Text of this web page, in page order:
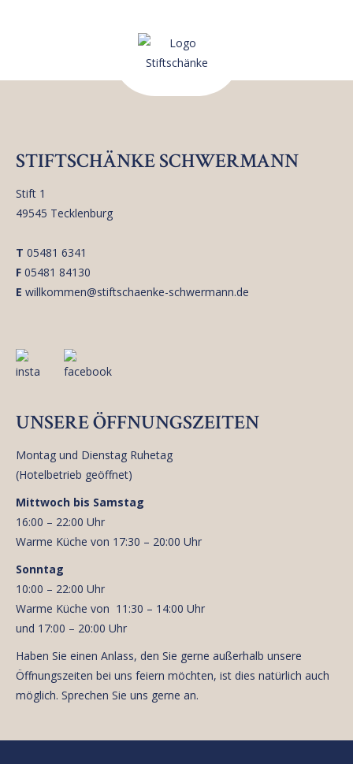
STIFTSCHÄNKE SCHWERMANN
Stift 1
49545 Tecklenburg
T 05481 6341
F 05481 84130
E willkommen@stiftschaenke-schwermann.de
UNSERE ÖFFNUNGSZEITEN
Montag und Dienstag Ruhetag
(Hotelbetrieb geöffnet)
Mittwoch bis Samstag
16:00 – 22:00 Uhr
Warme Küche von 17:30 – 20:00 Uhr
Sonntag
10:00 – 22:00 Uhr
Warme Küche von 11:30 – 14:00 Uhr
und 17:00 – 20:00 Uhr
Haben Sie einen Anlass, den Sie gerne außerhalb unsere
Öffnungszeiten bei uns feiern möchten, ist dies natürlich auch
möglich. Sprechen Sie uns gerne an.